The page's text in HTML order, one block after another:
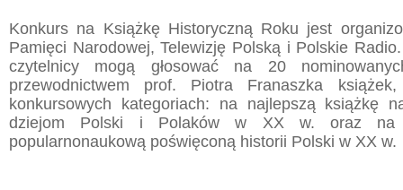
Konkurs na Książkę Historyczną Roku jest
Pamięci Narodowej, Telewizję Polską i Polskie
czytelnicy mogą głosować na 20
przewodnictwem prof. Piotra Franaszka
konkursowych kategoriach: na najlepszą książkę
dziejom Polski i Polaków w XX w. oraz na
popularnonaukową poświęconą historii Polski w XX w.